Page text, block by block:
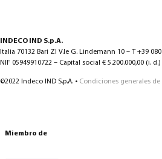
INDECO IND S.p.A.
Italia 70132 Bari ZI V.le G. Lindemann 10 – T +39
NIF 05949910722 – Capital social € 5.200.000,00 (i.
©2022 Indeco IND S.p.A. • Condiciones generales de
Miembro de